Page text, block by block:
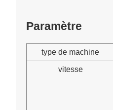
Paramètre
type de machine
vitesse